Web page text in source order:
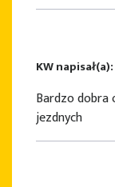
KW napisał(a):
Bardzo dobra
jezdnych